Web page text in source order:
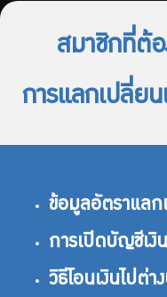
สมาชิกที่ต้อ
การแลกเปลี่ยน
ข้อมูลอัตราแลก
การเปิดบัญชีเงิ
วิธีโอนเงินไปต่า